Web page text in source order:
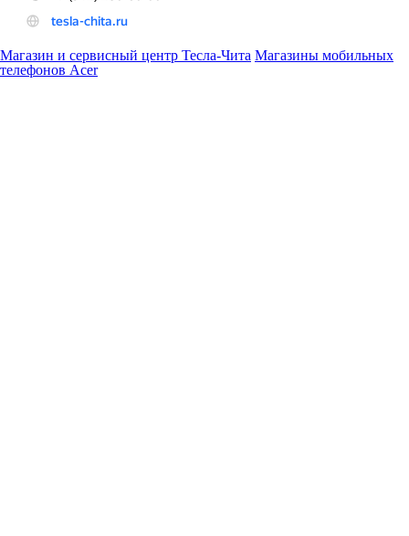
Магазин и сервисный центр Тесла-Чита Магазины мобильных
телефонов Acer